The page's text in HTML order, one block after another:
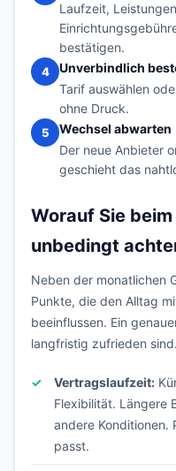
Laufzeit,
bestätigen.
4
Unverbindlich
Tarif auswählen
ohne Druck.
5
Wechsel abwarten
Der neue Anbieter
geschieht das
Worauf Sie
unbedingt
Neben der monatlichen
Punkte, die den Alltag
beeinflussen. Ein
langfristig zufrieden sind.
Vertragslaufzeit:
Flexibilität. Längere
andere Konditionen.
passt.